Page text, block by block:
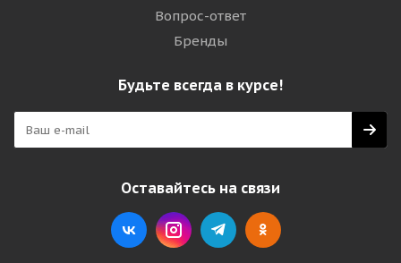
Вопрос-ответ
Бренды
Будьте всегда в курсе!
Оставайтесь на связи